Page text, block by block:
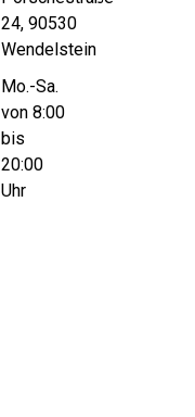
24, 90530
Wendelstein
Mo.-Sa.
von 8:00
bis
20:00
Uhr